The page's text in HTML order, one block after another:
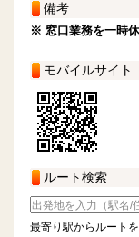
備考
※ 窓口業務を一時
モバイルサイト
ルート検索
最寄り駅からルート